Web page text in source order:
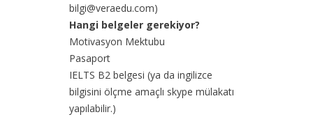
bilgi@veraedu.com)
Hangi belgeler gerekiyor?
Motivasyon Mektubu
Pasaport
IELTS B2 belgesi (ya da ingilizce
bilgisini ölçme amaçlı skype mülakatı
yapılabilir.)